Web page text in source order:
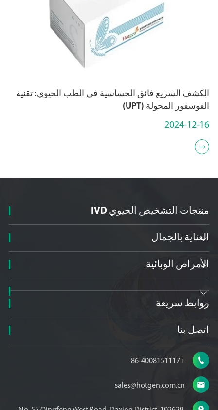
الكشف السريع فائق الحساسية في الطب الحيوي: تقنية
الفوسفور المحولة (UPT)
2024-12-16

منتجات التشخيص الحيوي IVD

العناية بالجمال

الأمراض الوبائية


روابط سريعة

اتصل بنا

+86-4008151117

sales@hotgen.com.cn